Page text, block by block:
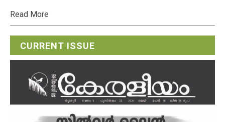
Read More
CURRENT ISSUE